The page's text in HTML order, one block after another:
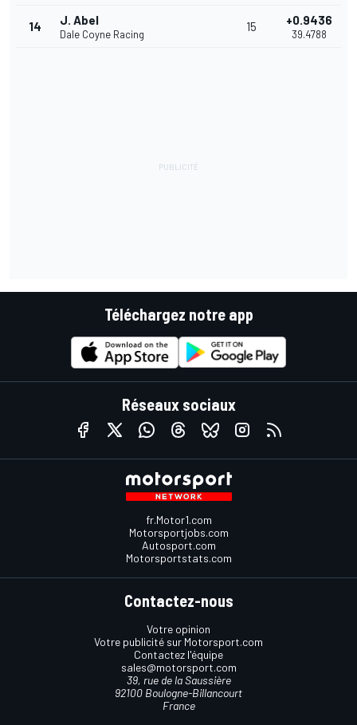
14 J. Abel
Dale Coyne Racing
15 +0.9436
39.4788
Téléchargez notre app
Réseaux sociaux
fr.Motor1.com
Motorsportjobs.com
Autosport.com
Motorsportstats.com
Contactez-nous
Votre opinion
Votre publicité sur Motorsport.com
Contactez l'équipe
sales@motorsport.com
39, rue de la Saussière
92100 Boulogne-Billancourt
France